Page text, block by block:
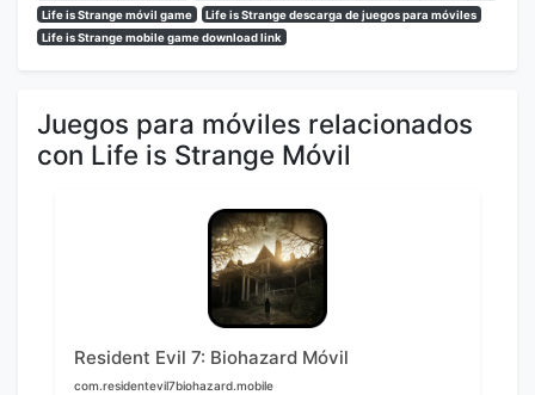
Life is Strange móvil game
Life is Strange descarga de juegos para móviles
Life is Strange mobile game download link
Juegos para móviles relacionados
con Life is Strange Móvil
Resident Evil 7: Biohazard Móvil
com.residentevil7biohazard.mobile